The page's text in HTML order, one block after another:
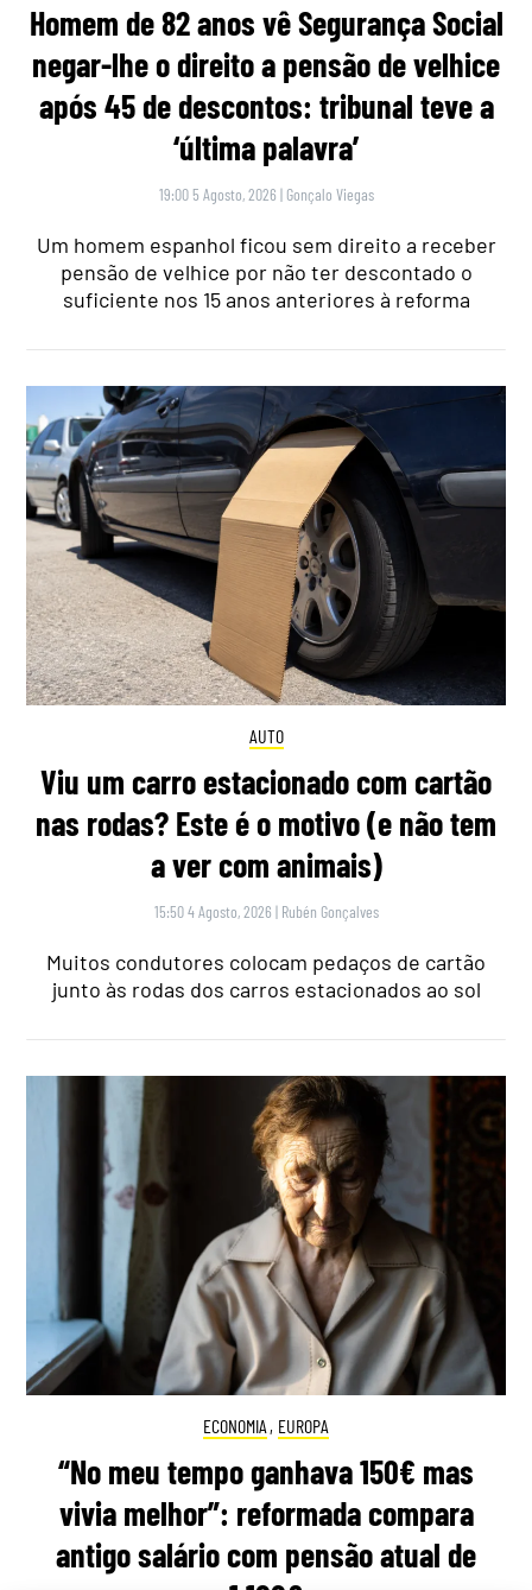
Homem de 82 anos vê Segurança Social
negar-lhe o direito a pensão de velhice
após 45 de descontos: tribunal teve a
‘última palavra’
19:00 5 Agosto, 2026 | Gonçalo Viegas
Um homem espanhol ficou sem direito a receber
pensão de velhice por não ter descontado o
suficiente nos 15 anos anteriores à reforma
AUTO
Viu um carro estacionado com cartão
nas rodas? Este é o motivo (e não tem
a ver com animais)
15:50 4 Agosto, 2026 | Rubén Gonçalves
Muitos condutores colocam pedaços de cartão
junto às rodas dos carros estacionados ao sol
ECONOMIA , EUROPA
“No meu tempo ganhava 150€ mas
vivia melhor”: reformada compara
antigo salário com pensão atual de